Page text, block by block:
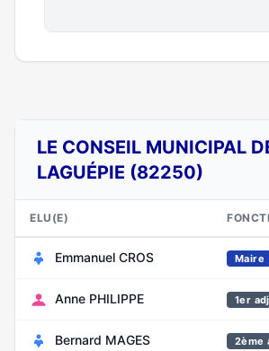
LE CONSEIL MUNICIPAL
LAGUÉPIE (82250)
ELU(E)
Emmanuel CROS Maire
Anne PHILIPPE 1er
Bernard MAGES 2ème